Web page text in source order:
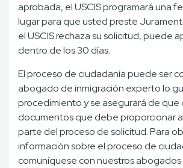
aprobada, el USCIS programará una
lugar para que usted preste
el USCIS rechaza su solicitud, puede
dentro de los 30 días.
El proceso de ciudadanía puede ser
abogado de inmigración experto lo
procedimiento y se asegurará de que
documentos que debe proporcionar
parte del proceso de solicitud. Para
información sobre el proceso de
comuníquese con nuestros